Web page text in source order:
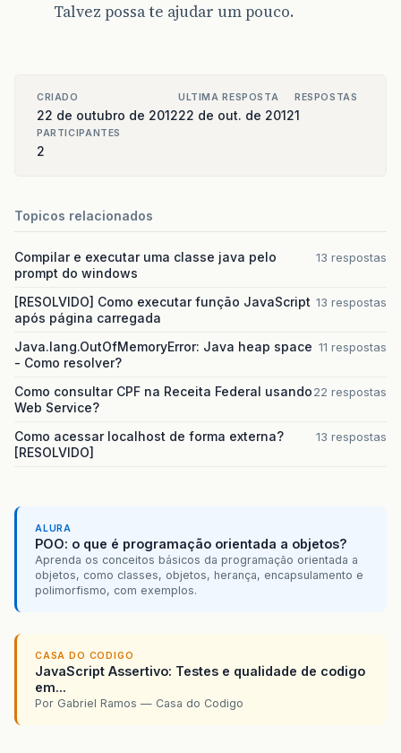
Talvez possa te ajudar um pouco.
CRIADO
22 de outubro de 2012
ULTIMA RESPOSTA
22 de out. de 2012
RESPOSTAS
1
PARTICIPANTES
2
Topicos relacionados
Compilar e executar uma classe java pelo
prompt do windows
13 respostas
[RESOLVIDO] Como executar função JavaScript
após página carregada
13 respostas
Java.lang.OutOfMemoryError: Java heap space
- Como resolver?
11 respostas
Como consultar CPF na Receita Federal usando
Web Service?
22 respostas
Como acessar localhost de forma externa?
[RESOLVIDO]
13 respostas
ALURA
POO: o que é programação orientada a objetos?
Aprenda os conceitos básicos da programação orientada a
objetos, como classes, objetos, herança, encapsulamento e
polimorfismo, com exemplos.
CASA DO CODIGO
JavaScript Assertivo: Testes e qualidade de codigo
em...
Por Gabriel Ramos — Casa do Codigo